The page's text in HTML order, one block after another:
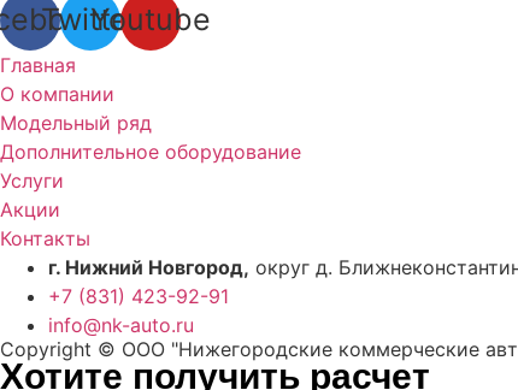
TwitterYoutube
Главная
О компании
Модельный ряд
Дополнительное оборудование
Услуги
Акции
Контакты
г. Нижний Новгород, округ д.
+7 (831) 423-92-91
info@nk-auto.ru
Copyright © ООО "Нижегородские коммерческие
Хотите получить расчет